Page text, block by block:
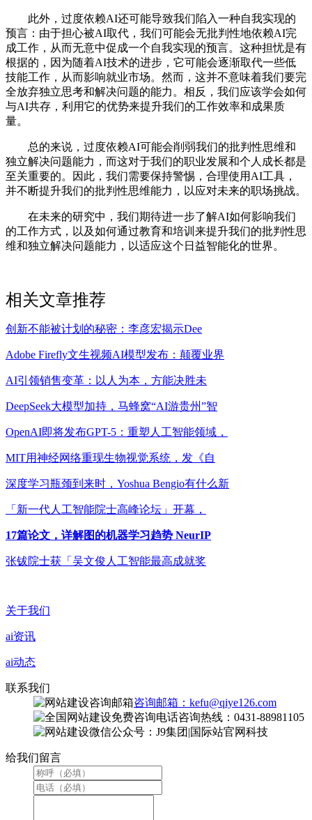
此外，过度依赖AI还可能导致我们陷入一种自我实现的
预言：由于担心被AI取代，我们可能会无批判性地依赖AI完
成工作，从而无意中促成一个自我实现的预言。这种担忧是有
根据的，因为随着AI技术的进步，它可能会逐渐取代一些低
技能工作，从而影响就业市场。然而，这并不意味着我们要完
全放弃独立思考和解决问题的能力。相反，我们应该学会如何
与AI共存，利用它的优势来提升我们的工作效率和成果质
量。
总的来说，过度依赖AI可能会削弱我们的批判性思维和
独立解决问题能力，而这对于我们的职业发展和个人成长都是
至关重要的。因此，我们需要保持警惕，合理使用AI工具，
并不断提升我们的批判性思维能力，以应对未来的职场挑战。
在未来的研究中，我们期待进一步了解AI如何影响我们
的工作方式，以及如何通过教育和培训来提升我们的批判性思
维和独立解决问题能力，以适应这个日益智能化的世界。
相关文章推荐
创新不能被计划的秘密：李彦宏揭示Dee
Adobe Firefly文生视频AI模型发布：颠覆业界
AI引领销售变革：以人为本，方能决胜未
DeepSeek大模型加持，马蜂窝“AI游贵州”智
OpenAI即将发布GPT-5：重塑人工智能领域，
MIT用神经网络重现生物视觉系统，发《自
深度学习瓶颈到来时，Yoshua Bengio有什么新
「新一代人工智能院士高峰论坛」开幕，
17篇论文，详解图的机器学习趋势 NeurIP
张钹院士获「吴文俊人工智能最高成就奖
关于我们
ai资讯
ai动态
联系我们
咨询邮箱：kefu@qiye126.com
咨询热线：0431-88981105
微信公众号：J9集团|国际站官网科技
给我们留言